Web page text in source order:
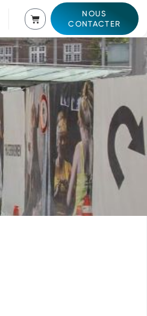
NOUS
CONTACTER